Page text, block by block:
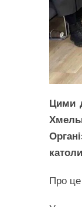
Цими
Про це